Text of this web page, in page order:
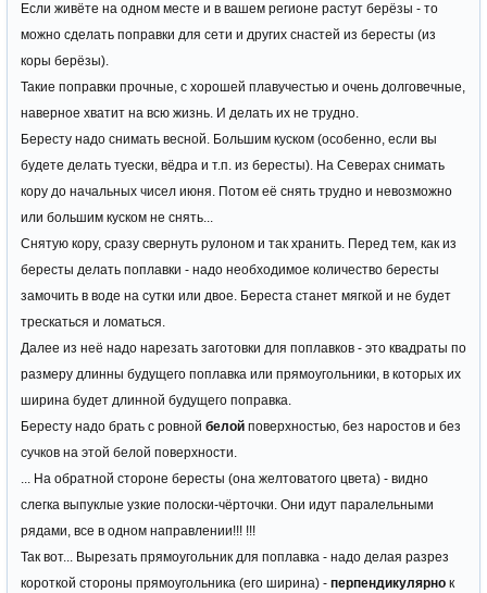
Если живёте на одном месте и в вашем регионе растут берёзы - то
можно сделать поправки для сети и других снастей из бересты (из
коры берёзы).
Такие поправки прочные, с хорошей плавучестью и очень долговечные,
наверное хватит на всю жизнь. И делать их не трудно.
Бересту надо снимать весной. Большим куском (особенно, если вы
будете делать туески, вёдра и т.п. из бересты). На Северах снимать
кору до начальных чисел июня. Потом её снять трудно и невозможно
или большим куском не снять...
Снятую кору, сразу свернуть рулоном и так хранить. Перед тем, как из
бересты делать поплавки - надо необходимое количество бересты
замочить в воде на сутки или двое. Береста станет мягкой и не будет
трескаться и ломаться.
Далее из неё надо нарезать заготовки для поплавков - это квадраты по
размеру длинны будущего поплавка или прямоугольники, в которых их
ширина будет длинной будущего поправка.
Бересту надо брать с ровной белой поверхностью, без наростов и без
сучков на этой белой поверхности.
... На обратной стороне бересты (она желтоватого цвета) - видно
слегка выпуклые узкие полоски-чёрточки. Они идут паралельными
рядами, все в одном направлении!!! !!!
Так вот... Вырезать прямоугольник для поплавка - надо делая разрез
короткой стороны прямоугольника (его ширина) - перпендикулярно к